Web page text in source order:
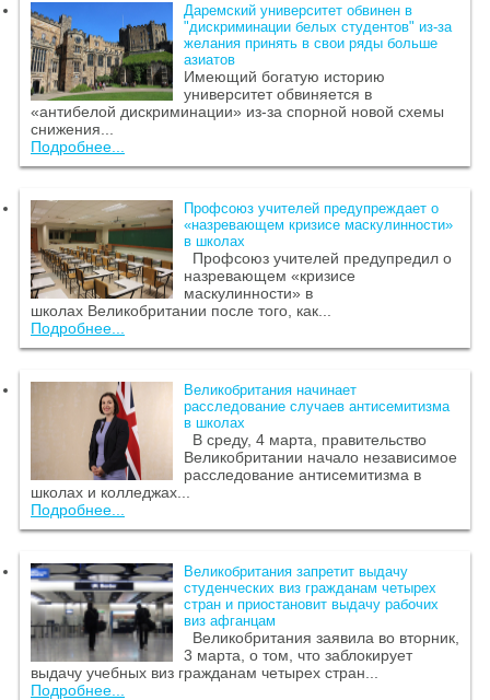
Даремский университет обвинен в
"дискриминации белых студентов" из-за
желания принять в свои ряды больше
азиатов
Имеющий богатую историю
университет обвиняется в
«антибелой дискриминации» из-за спорной новой схемы
снижения...
Подробнее...
Профсоюз учителей предупреждает о
«назревающем кризисе маскулинности»
в школах
Профсоюз учителей предупредил о
назревающем «кризисе
маскулинности» в
школах Великобритании после того, как...
Подробнее...
Великобритания начинает
расследование случаев антисемитизма
в школах
В среду, 4 марта, правительство
Великобритании начало независимое
расследование антисемитизма в
школах и колледжах...
Подробнее...
Великобритания запретит выдачу
студенческих виз гражданам четырех
стран и приостановит выдачу рабочих
виз афганцам
Великобритания заявила во вторник,
3 марта, о том, что заблокирует
выдачу учебных виз гражданам четырех стран...
Подробнее...